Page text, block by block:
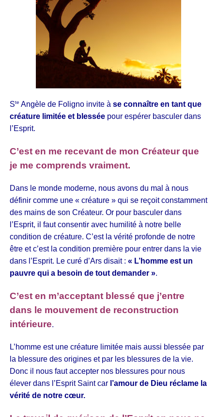
Ste Angèle de Foligno invite à se connaître en tant que
créature limitée et blessée pour espérer basculer dans
l’Esprit.
C’est en me recevant de mon Créateur que
je me comprends vraiment.
Dans le monde moderne, nous avons du mal à nous
définir comme une « créature » qui se reçoit constamment
des mains de son Créateur. Or pour basculer dans
l’Esprit, il faut consentir avec humilité à notre belle
condition de créature. C’est la vérité profonde de notre
être et c’est la condition première pour entrer dans la vie
dans l’Esprit. Le curé d’Ars disait : « L’homme est un
pauvre qui a besoin de tout demander ».
C’est en m’acceptant blessé que j’entre
dans le mouvement de reconstruction
intérieure.
L’homme est une créature limitée mais aussi blessée par
la blessure des origines et par les blessures de la vie.
Donc il nous faut accepter nos blessures pour nous
élever dans l’Esprit Saint car l’amour de Dieu réclame la
vérité de notre cœur.